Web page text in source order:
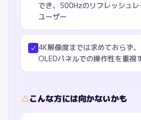
でき、500Hzのリフレッシュ
ユーザー
✓ 4K解像度までは求めておらず
OLEDパネルでの操作性を重視
△こんな方には向かないかも